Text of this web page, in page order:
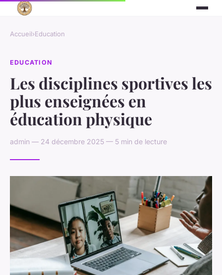
Accueil›Education
EDUCATION
Les disciplines sportives les
plus enseignées en
éducation physique
admin — 24 décembre 2025 — 5 min de lecture